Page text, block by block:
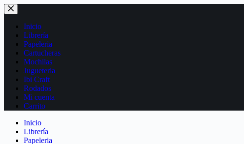
Inicio
Librería
Papeleria
Cartucheras
Mochilas
Jugueteria
Ibi Craft
Rodados
Mi cuenta
Carrito
Inicio
Librería
Papeleria